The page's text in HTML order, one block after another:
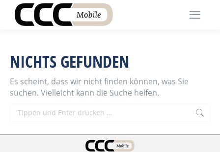
NICHTS GEFUNDEN
Es scheint, dass wir nicht finden können, was Sie
suchen. Vielleicht kann die Suche helfen.
Search: